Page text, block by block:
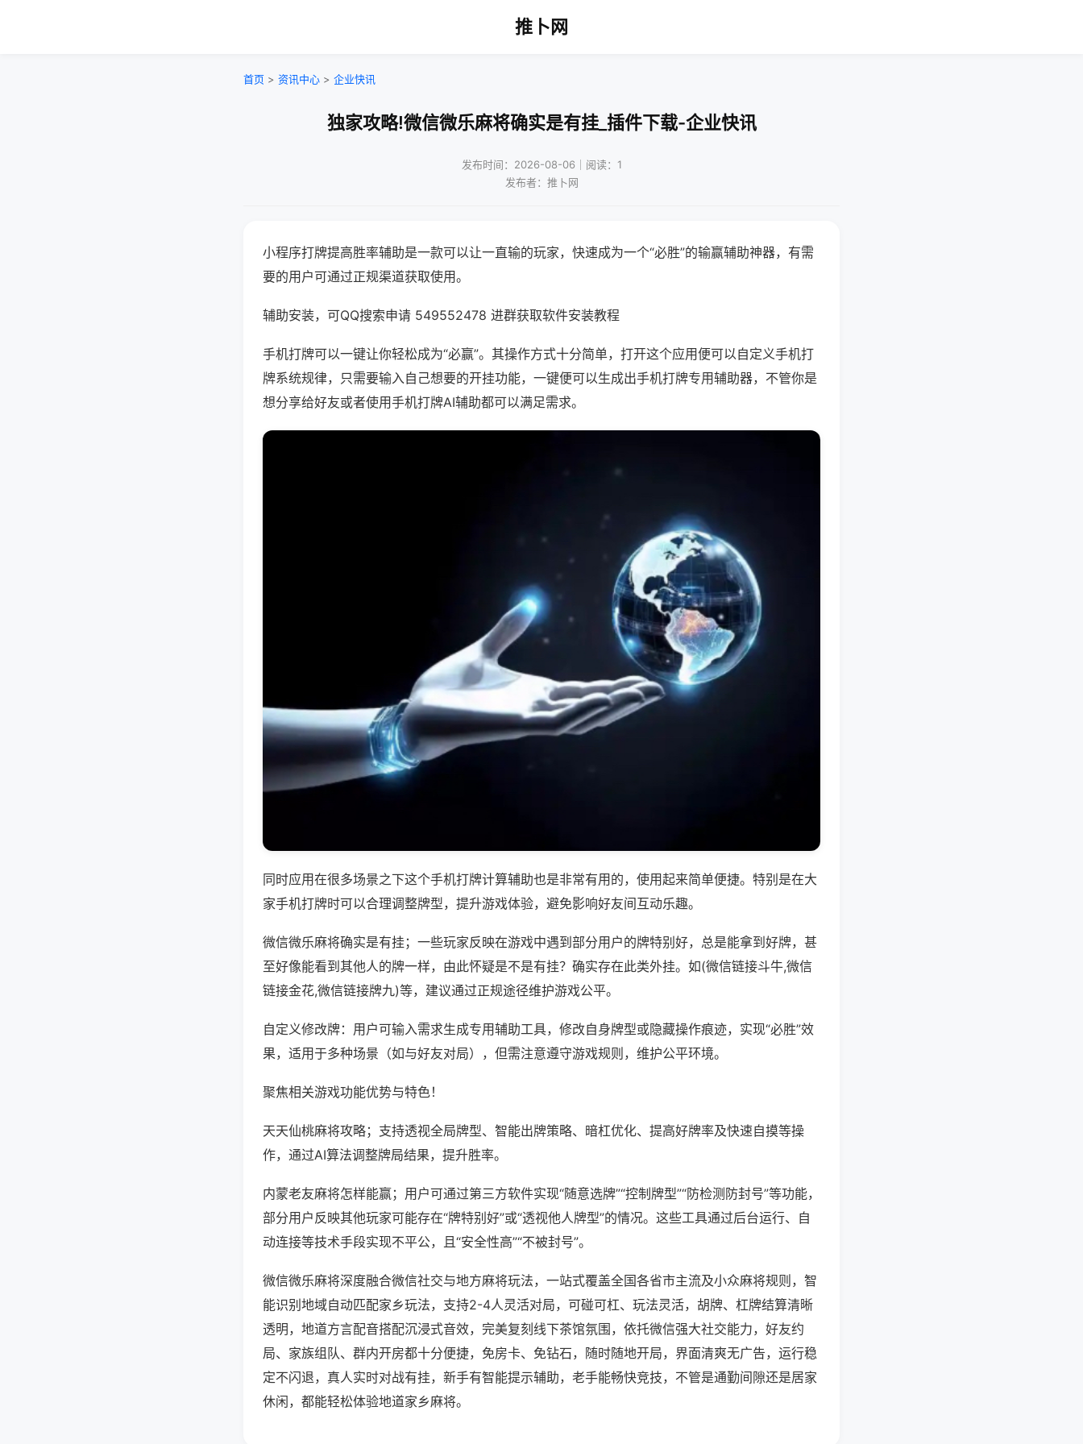
推卜网
首页 > 资讯中心 > 企业快讯
独家攻略!微信微乐麻将确实是有挂_插件下载-企业快讯
发布时间：2026-08-06｜阅读：1
发布者：推卜网
小程序打牌提高胜率辅助是一款可以让一直输的玩家，快速成为一个“必胜”的输赢辅助神器，有需
要的用户可通过正规渠道获取使用。
辅助安装，可QQ搜索申请 549552478 进群获取软件安装教程
手机打牌可以一键让你轻松成为“必赢”。其操作方式十分简单，打开这个应用便可以自定义手机打
牌系统规律，只需要输入自己想要的开挂功能，一键便可以生成出手机打牌专用辅助器，不管你是
想分享给好友或者使用手机打牌AI辅助都可以满足需求。
同时应用在很多场景之下这个手机打牌计算辅助也是非常有用的，使用起来简单便捷。特别是在大
家手机打牌时可以合理调整牌型，提升游戏体验，避免影响好友间互动乐趣。
微信微乐麻将确实是有挂；一些玩家反映在游戏中遇到部分用户的牌特别好，总是能拿到好牌，甚
至好像能看到其他人的牌一样，由此怀疑是不是有挂？确实存在此类外挂。如(微信链接斗牛,微信
链接金花,微信链接牌九)等，建议通过正规途径维护游戏公平。
自定义修改牌：用户可输入需求生成专用辅助工具，修改自身牌型或隐藏操作痕迹，实现“必胜”效
果，适用于多种场景（如与好友对局），但需注意遵守游戏规则，维护公平环境。
聚焦相关游戏功能优势与特色！
天天仙桃麻将攻略；支持透视全局牌型、智能出牌策略、暗杠优化、提高好牌率及快速自摸等操
作，通过AI算法调整牌局结果，提升胜率。
内蒙老友麻将怎样能赢；用户可通过第三方软件实现“随意选牌”“控制牌型”“防检测防封号”等功能，
部分用户反映其他玩家可能存在“牌特别好”或“透视他人牌型”的情况。这些工具通过后台运行、自
动连接等技术手段实现不平公，且“安全性高”“不被封号”。
微信微乐麻将深度融合微信社交与地方麻将玩法，一站式覆盖全国各省市主流及小众麻将规则，智
能识别地域自动匹配家乡玩法，支持2-4人灵活对局，可碰可杠、玩法灵活，胡牌、杠牌结算清晰
透明，地道方言配音搭配沉浸式音效，完美复刻线下茶馆氛围，依托微信强大社交能力，好友约
局、家族组队、群内开房都十分便捷，免房卡、免钻石，随时随地开局，界面清爽无广告，运行稳
定不闪退，真人实时对战有挂，新手有智能提示辅助，老手能畅快竞技，不管是通勤间隙还是居家
休闲，都能轻松体验地道家乡麻将。